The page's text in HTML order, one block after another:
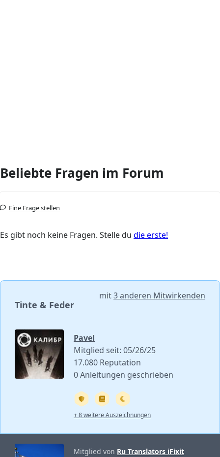
Beliebte Fragen im Forum
Eine Frage stellen
Es gibt noch keine Fragen. Stelle du die erste!
Tinte & Feder
mit3 anderen Mitwirkenden
Pavel
Mitglied seit: 05/26/25
17.080 Reputation
0 Anleitungen geschrieben
+ 8 weitere Auszeichnungen
Mitglied von Ru Translators iFixit